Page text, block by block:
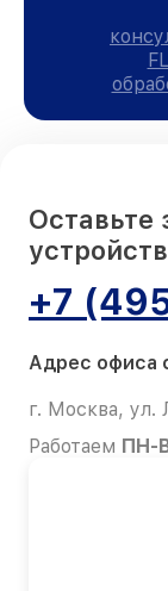
Оставьте
+7
Адрес офиса
г. Москва, ул.
Работаем ПН-